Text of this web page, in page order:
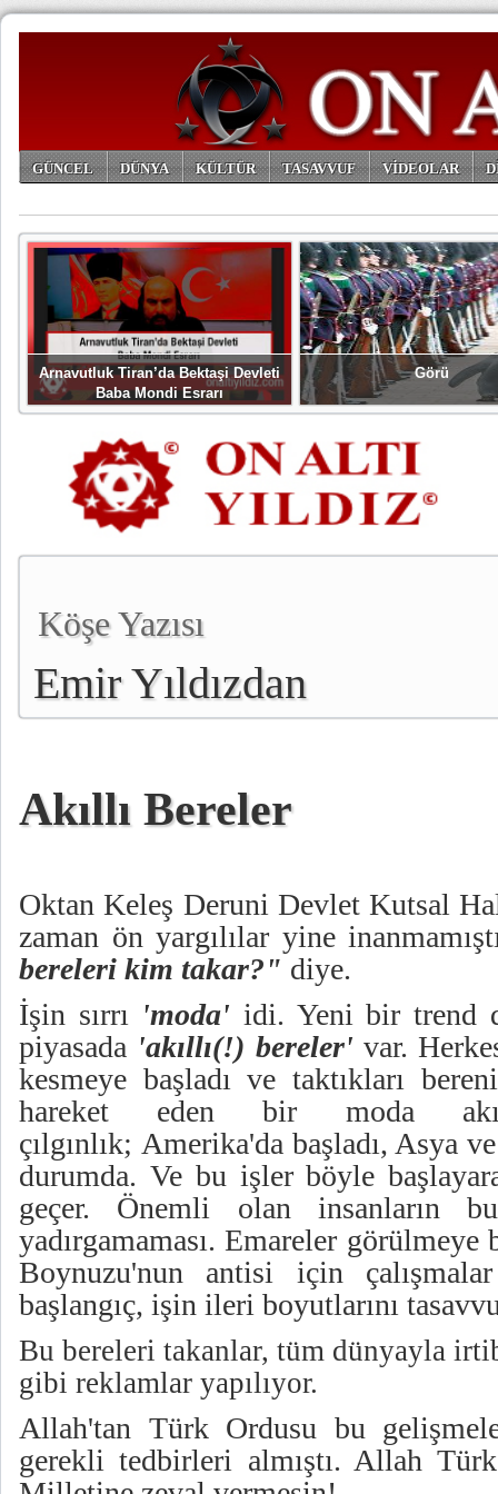
GÜNCEL DÜNYA KÜLTÜR TASAVVUF VİDEOLAR
Arnavutluk Tiran’da Bektaşi Devleti
Baba Mondi Esrarı
Görü
Köşe Yazısı
Emir Yıldızdan
Akıllı Bereler
Oktan Keleş Deruni Devlet Kutsal
zaman ön yargılılar yine
bereleri kim takar?" diye.
İşin sırrı 'moda' idi. Yeni bir trend
piyasada 'akıllı(!) bereler' var.
kesmeye başladı ve taktıkları
hareket eden bir moda
çılgınlık; Amerika'da başladı, Asya
durumda. Ve bu işler böyle
geçer. Önemli olan insanların
yadırgamaması. Emareler görülmeye
Boynuzu'nun antisi için
başlangıç, işin ileri boyutlarını
Bu bereleri takanlar, tüm dünyayla
gibi reklamlar yapılıyor.
Allah'tan Türk Ordusu bu
gerekli tedbirleri almıştı. Allah